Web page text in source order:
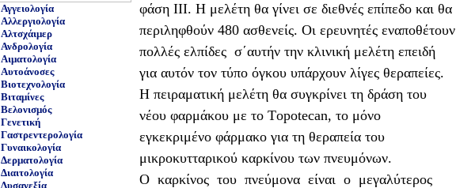
Αγγειολογία
Αλλεργιολογία
Αλτσχάιμερ
Ανδρολογία
Αιματολογία
Αυτοάνοσες
Βιοτεχνολογία
Βιταμίνες
Βελονισμός
Γενετική
Γαστρεντερολογία
Γυναικολογία
Δερματολογία
Διαιτολογία
Δυσανεξία
φάση ΙΙΙ. Η μελέτη θα γίνει σε διεθνές επίπεδο και θα
περιληφθούν 480 ασθενείς. Οι ερευνητές εναποθέτουν
πολλές ελπίδες σ΄αυτήν την κλινική μελέτη επειδή
για αυτόν τον τύπο όγκου υπάρχουν λίγες θεραπείες.
Η πειραματική μελέτη θα συγκρίνει τη δράση του
νέου φαρμάκου με το Τopotecan, το μόνο
εγκεκριμένο φάρμακο για τη θεραπεία του
μικροκυτταρικού καρκίνου των πνευμόνων.
Ο καρκίνος του πνεύμονα είναι ο μεγαλύτερος